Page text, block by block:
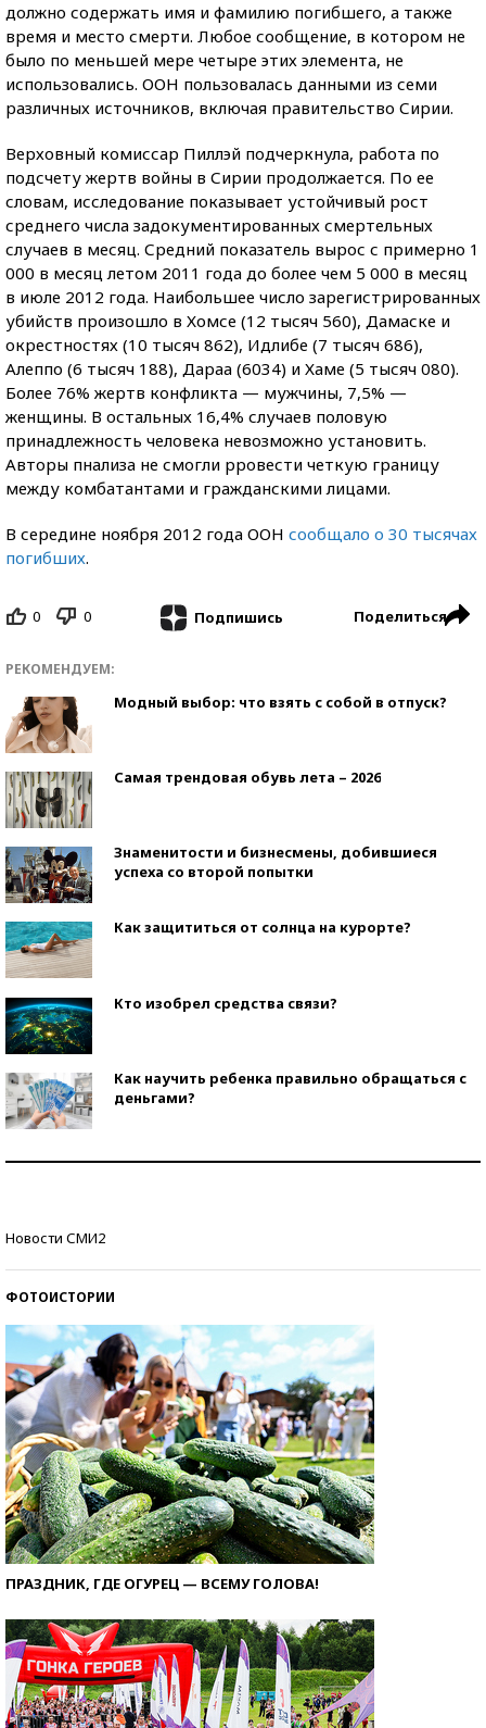
должно содержать имя и фамилию погибшего, а также
время и место смерти. Любое сообщение, в котором не
было по меньшей мере четыре этих элемента, не
использовались. ООН пользовалась данными из семи
различных источников, включая правительство Сирии.
Верховный комиссар Пиллэй подчеркнула, работа по
подсчету жертв войны в Сирии продолжается. По ее
словам, исследование показывает устойчивый рост
среднего числа задокументированных смертельных
случаев в месяц. Средний показатель вырос с примерно 1
000 в месяц летом 2011 года до более чем 5 000 в месяц
в июле 2012 года. Наибольшее число зарегистрированных
убийств произошло в Хомсе (12 тысяч 560), Дамаске и
окрестностях (10 тысяч 862), Идлибе (7 тысяч 686),
Алеппо (6 тысяч 188), Дараа (6034) и Хаме (5 тысяч 080).
Более 76% жертв конфликта — мужчины, 7,5% —
женщины. В остальных 16,4% случаев половую
принадлежность человека невозможно установить.
Авторы пнализа не смогли рровести четкую границу
между комбатантами и гражданскими лицами.
В середине ноября 2012 года ООН сообщало о 30 тысячах
погибших.
0 0 Подпишись Поделиться
РЕКОМЕНДУЕМ:
Модный выбор: что взять с собой в отпуск?
Самая трендовая обувь лета – 2026
Знаменитости и бизнесмены, добившиеся
успеха со второй попытки
Как защититься от солнца на курорте?
Кто изобрел средства связи?
Как научить ребенка правильно обращаться с
деньгами?
Новости СМИ2
ФОТОИСТОРИИ
ПРАЗДНИК, ГДЕ ОГУРЕЦ — ВСЕМУ ГОЛОВА!